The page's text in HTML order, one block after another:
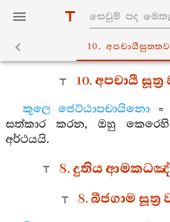
10.
10. අපචායී
කුලෙ ජෙට්ඨාපචායිනො =
සත්කාර කරන, ඔහු
අර්ථයයි.
8. දුතිය
8. බීජගාම